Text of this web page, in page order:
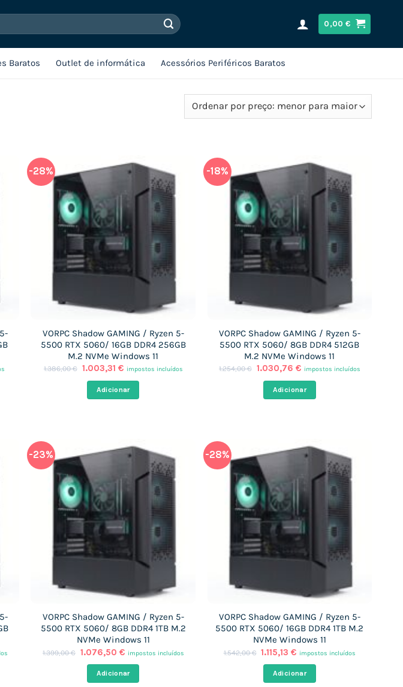
0,00€
Baratos Outlet de informática Acessórios Periféricos Baratos
-28%
VORPC Shadow GAMING / Ryzen 5-
5500 RTX 5060/ 16GB DDR4 256GB
M.2 NVMe Windows 11
1.386,00€ O
original
era:
1.003,31 €O
atual
é:
impostos incluídos
Adicionar
-18%
VORPC Shadow GAMING / Ryzen 5-
5500 RTX 5060/ 8GB DDR4 512GB
M.2 NVMe Windows 11
1.254,00€ O
original
1.030,76 €O
atual
é:
impostos incluídos
Adicionar
-23%
VORPC Shadow GAMING / Ryzen 5-
5500 RTX 5060/ 8GB DDR4 1TB M.2
NVMe Windows 11
1.399,00€ O
original
era:
1.076,50 €O
preço
atual
é:
impostos incluídos
Adicionar
-28%
VORPC Shadow GAMING / Ryzen 5-
5500 RTX 5060/ 16GB DDR4 1TB M.2
NVMe Windows 11
1.542,00€ O
original
era:
1.115,13€ O
preço
atual
é:
impostos incluídos
Adicionar